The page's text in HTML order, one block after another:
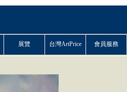
展覽 台灣ArtPrice 會員服務